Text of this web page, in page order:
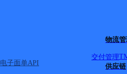
电子面单API
物流
交付管理
供应链